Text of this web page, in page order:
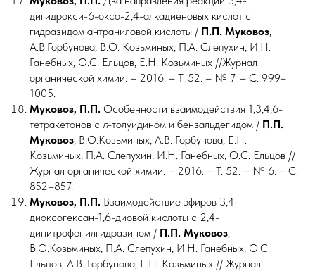
дигидрокси-6-оксо-2,4-алкадиеновых кислот с
гидразидом антраниловой кислоты / П.П. Муковоз,
А.В.Горбунова, В.О. Козьминых, П.А. Слепухин, И.Н.
Ганебных, О.С. Ельцов, Е.Н. Козьминых //Журнал
органической химии. – 2016. – Т. 52. – № 7. – С. 999–
1005.
Муковоз, П.П. Особенности взаимодействия 1,3,4,6-
тетракетонов с п-толуидином и бензальдегидом / П.П.
Муковоз, В.О.Козьминых, А.В. Горбунова, Е.Н.
Козьминых, П.А. Слепухин, И.Н. Ганебных, О.С. Ельцов //
Журнал органической химии. – 2016. – Т. 52. – № 6. – С.
852–857.
Муковоз, П.П. Взаимодействие эфиров 3,4-
диоксогексан-1,6-диовой кислоты с 2,4-
динитрофенилгидразином / П.П. Муковоз,
В.О.Козьминых, П.А. Слепухин, И.Н. Ганебных, О.С.
Ельцов, А.В. Горбунова, Е.Н. Козьминых // Журнал